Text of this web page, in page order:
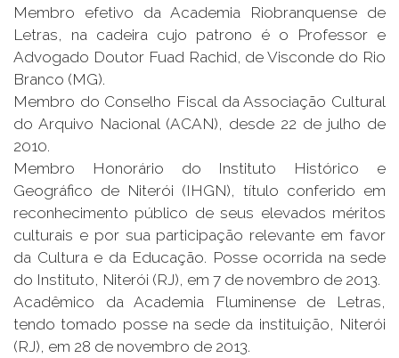
Membro efetivo da Academia Riobranquense de
Letras, na cadeira cujo patrono é o Professor e
Advogado Doutor Fuad Rachid, de Visconde do Rio
Branco (MG).
Membro do Conselho Fiscal da Associação Cultural
do Arquivo Nacional (ACAN), desde 22 de julho de
2010.
Membro Honorário do Instituto Histórico e
Geográfico de Niterói (IHGN), título conferido em
reconhecimento público de seus elevados méritos
culturais e por sua participação relevante em favor
da Cultura e da Educação. Posse ocorrida na sede
do Instituto, Niterói (RJ), em 7 de novembro de 2013.
Acadêmico da Academia Fluminense de Letras,
tendo tomado posse na sede da instituição, Niterói
(RJ), em 28 de novembro de 2013.